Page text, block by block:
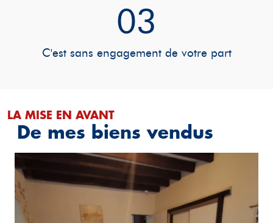
03
C'est sans engagement de votre part
LA MISE EN AVANT
De mes biens vendus